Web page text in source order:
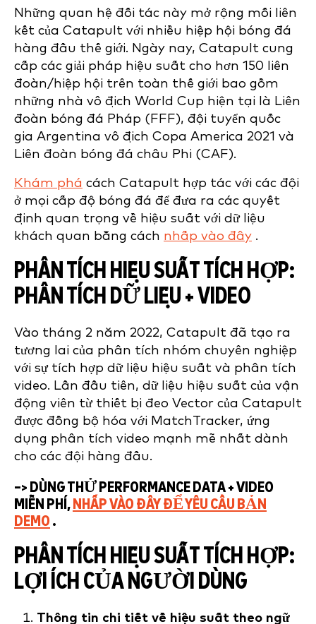
Những quan hệ đối tác này mở rộng mối liên
kết của Catapult với nhiều hiệp hội bóng đá
hàng đầu thế giới. Ngày nay, Catapult cung
cấp các giải pháp hiệu suất cho hơn 150 liên
đoàn/hiệp hội trên toàn thế giới bao gồm
những nhà vô địch World Cup hiện tại là Liên
đoàn bóng đá Pháp (FFF), đội tuyển quốc
gia Argentina vô địch Copa America 2021 và
Liên đoàn bóng đá châu Phi (CAF).
Khám phá cách Catapult hợp tác với các đội
ở mọi cấp độ bóng đá để đưa ra các quyết
định quan trọng về hiệu suất với dữ liệu
khách quan bằng cách nhấp vào đây .
PHÂN TÍCH HIỆU SUẤT TÍCH HỢP:
PHÂN TÍCH DỮ LIỆU + VIDEO
Vào tháng 2 năm 2022, Catapult đã tạo ra
tương lai của phân tích nhóm chuyên nghiệp
với sự tích hợp dữ liệu hiệu suất và phân tích
video. Lần đầu tiên, dữ liệu hiệu suất của vận
động viên từ thiết bị đeo Vector của Catapult
được đồng bộ hóa với MatchTracker, ứng
dụng phân tích video mạnh mẽ nhất dành
cho các đội hàng đầu.
–> DÙNG THỬ PERFORMANCE DATA + VIDEO
MIỄN PHÍ, NHẤP VÀO ĐÂY ĐỂ YÊU CẦU BẢN
DEMO .
PHÂN TÍCH HIỆU SUẤT TÍCH HỢP:
LỢI ÍCH CỦA NGƯỜI DÙNG
Thông tin chi tiết về hiệu suất theo ngữ